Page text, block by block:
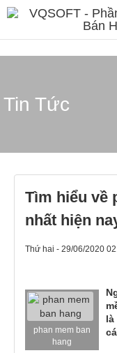
Tin Tức
Tìm hiểu về
nhất hiện
Thứ hai - 29/06/2020
phan mem ban
hang
là